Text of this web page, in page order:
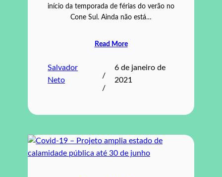
início da temporada de férias do verão no
Cone Sul. Ainda não está…
Read More
Salvador
Neto
/
/
6 de janeiro de
2021